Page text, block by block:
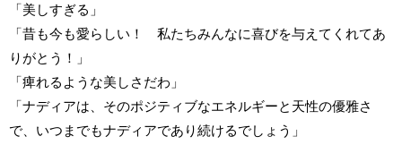
「美しすぎる」
「昔も今も愛らしい！ 私たちみんなに喜びを与えてくれてあ
りがとう！」
「痺れるような美しさだわ」
「ナディアは、そのポジティブなエネルギーと天性の優雅さ
で、いつまでもナディアであり続けるでしょう」